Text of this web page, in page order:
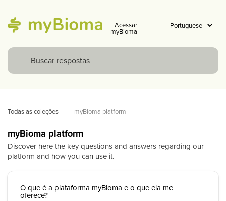
Acessar
myBioma
Todas as coleções myBioma platform
myBioma platform
Discover here the key questions and answers regarding our
platform and how you can use it.
O que é a plataforma myBioma e o que ela me
oferece?